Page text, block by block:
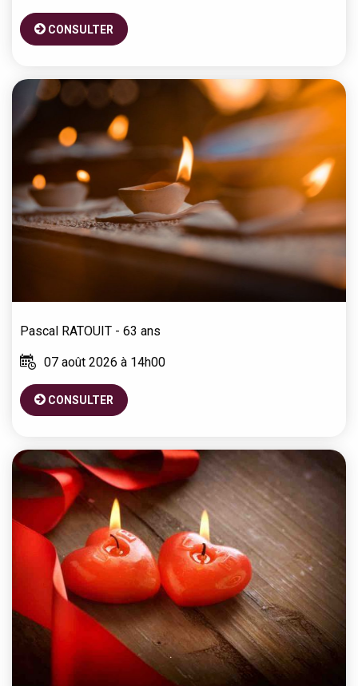
CONSULTER
Pascal RATOUIT - 63 ans
07 août 2026 à 14h00
CONSULTER